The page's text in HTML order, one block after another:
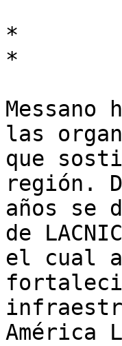
*
*
las
que
región.
años se
de
el cual
América